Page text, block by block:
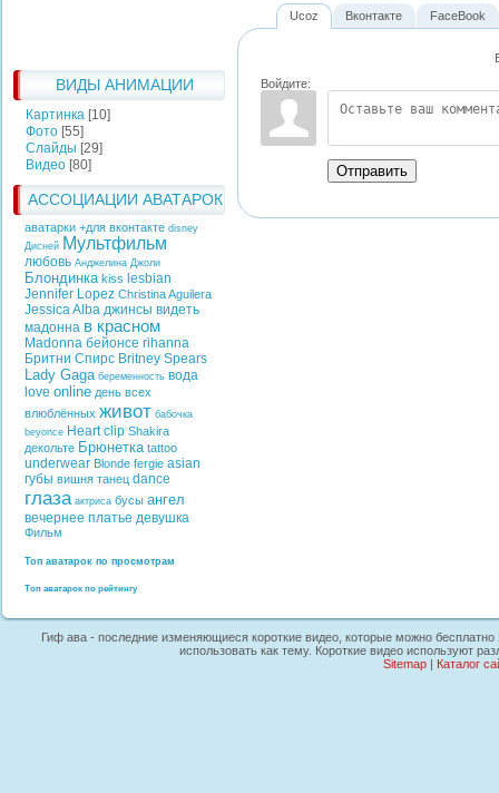
ВИДЫ АНИМАЦИИ
Картинка [10]
Фото [55]
Слайды [29]
Видео [80]
АССОЦИАЦИИ АВАТАРОК
аватарки +для вконтакте disney
Дисней Мультфильм
любовь Анджелина Джоли
Блондинка kiss lesbian
Jennifer Lopez Christina Aguilera
Jessica Alba джинсы видеть
мадонна в красном
Madonna бейонсе rihanna
Бритни Спирс Britney Spears
Lady Gaga беременность вода
love online день всех
влюблённых живот бабочка
beyonce Heart clip Shakira
декольте Брюнетка tattoo
underwear Blonde fergie asian
губы вишня танец dance
глаза актриса бусы ангел
вечернее платье девушка
Фильм
Топ аватарок по просмотрам
Топ аватарок по рейтингу
Ucoz
Войдите:
Отправить
Вконтакте FaceBook
Гиф ава - последние изменяющиеся короткие видео, которые можно
использовать как тему. Короткие видео используют
Sitemap| Каталог